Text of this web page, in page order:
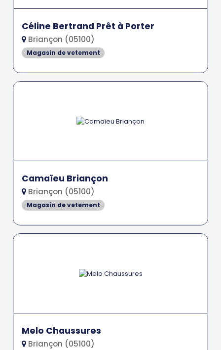
Céline Bertrand Prêt à Porter
Briançon (05100)
Magasin de vetement
Camaïeu Briançon
Briançon (05100)
Magasin de vetement
Melo Chaussures
Briançon (05100)